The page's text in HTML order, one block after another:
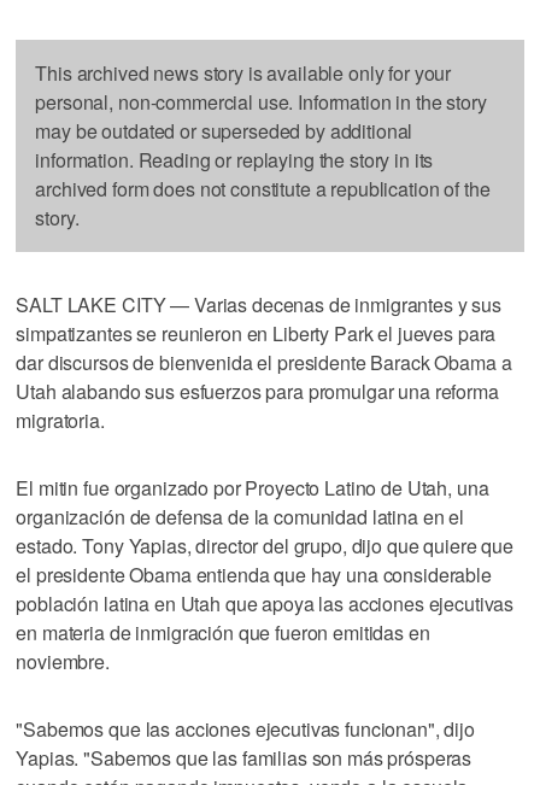
This archived news story is available only for your
personal, non-commercial use. Information in the story
may be outdated or superseded by additional
information. Reading or replaying the story in its
archived form does not constitute a republication of the
story.
SALT LAKE CITY — Varias decenas de inmigrantes y sus
simpatizantes se reunieron en Liberty Park el jueves para
dar discursos de bienvenida el presidente Barack Obama a
Utah alabando sus esfuerzos para promulgar una reforma
migratoria.
El mitin fue organizado por Proyecto Latino de Utah, una
organización de defensa de la comunidad latina en el
estado. Tony Yapias, director del grupo, dijo que quiere que
el presidente Obama entienda que hay una considerable
población latina en Utah que apoya las acciones ejecutivas
en materia de inmigración que fueron emitidas en
noviembre.
"Sabemos que las acciones ejecutivas funcionan", dijo
Yapias. "Sabemos que las familias son más prósperas